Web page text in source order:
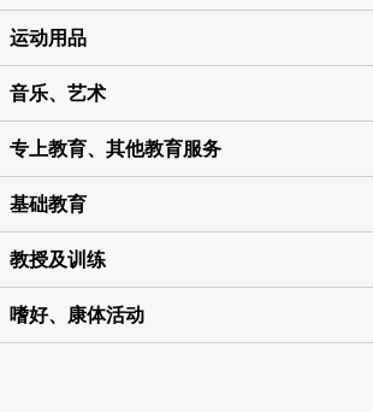
运动用品
音乐、艺术
专上教育、其他教育服务
基础教育
教授及训练
嗜好、康体活动